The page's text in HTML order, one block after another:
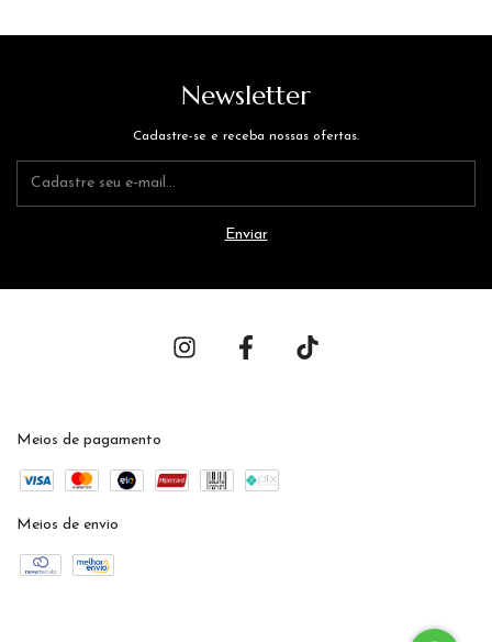
Newsletter
Cadastre-se e receba nossas ofertas.
Meios de pagamento
Meios de envio